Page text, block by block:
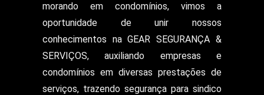
Segurança Particular Armado
Segurança Patrimonial E Monitoramento
Segurança Patrimonial em Hospitais
Segurança Patrimonial Eventos
Serviço de Escolta Armada
Empresa de Segurança em Mercado
morando em condomínios, vimos a
oportunidade de unir nossos
conhecimentos na GEAR SEGURANÇA &
SERVIÇOS, auxiliando empresas e
condomínios em diversas prestações de
serviços, trazendo segurança para sindico